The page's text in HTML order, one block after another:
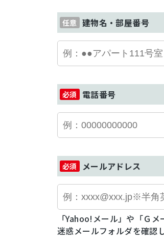
建物名・部屋番号
電話番号
メールアドレス
「Yahoo!メール」や「Ｇ
迷惑メールフォルダを確認